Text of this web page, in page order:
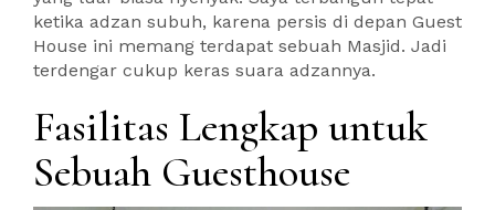
ketika adzan subuh, karena persis di depan Guest
House ini memang terdapat sebuah Masjid. Jadi
terdengar cukup keras suara adzannya.
Fasilitas Lengkap untuk
Sebuah Guesthouse